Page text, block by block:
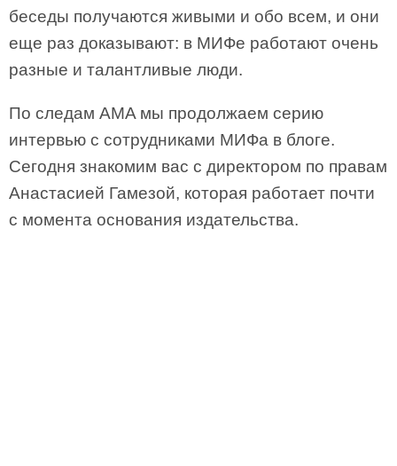
беседы получаются живыми и обо всем, и они
еще раз доказывают: в МИФе работают очень
разные и талантливые люди.
По следам AMA мы продолжаем серию
интервью с сотрудниками МИФа в блоге.
Сегодня знакомим вас с директором по правам
Анастасией Гамезой, которая работает почти
с момента основания издательства.